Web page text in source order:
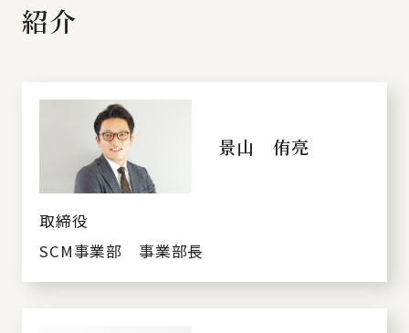
紹介
景山 侑亮
取締役
SCM事業部 事業部長